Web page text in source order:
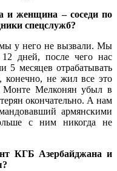
и женщина – соседи по
спецслужб?
у него не вызвали. Мы
дней, после чего нас
5 месяцев отрабатывать
не жил все это
Монте Мелконян убыл в
окончательно. А нам
армянскими
с ним никогда не
КГБ Азербайджана и